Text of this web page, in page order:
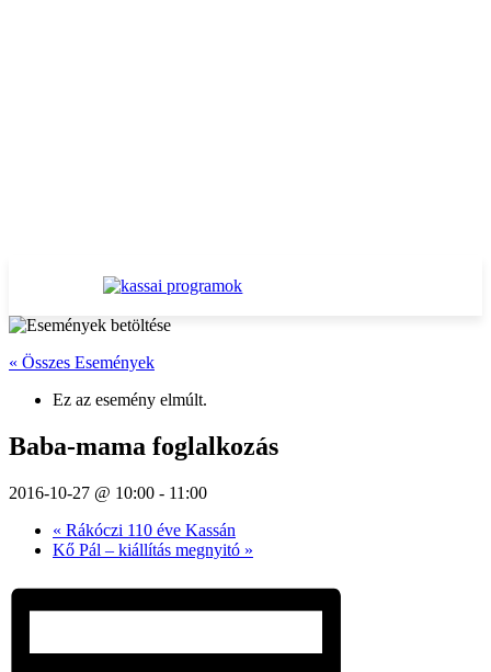
« Összes Események
Ez az esemény elmúlt.
Baba-mama foglalkozás
2016-10-27 @ 10:00 - 11:00
« Rákóczi 110 éve Kassán
Kő Pál – kiállítás megnyitó »